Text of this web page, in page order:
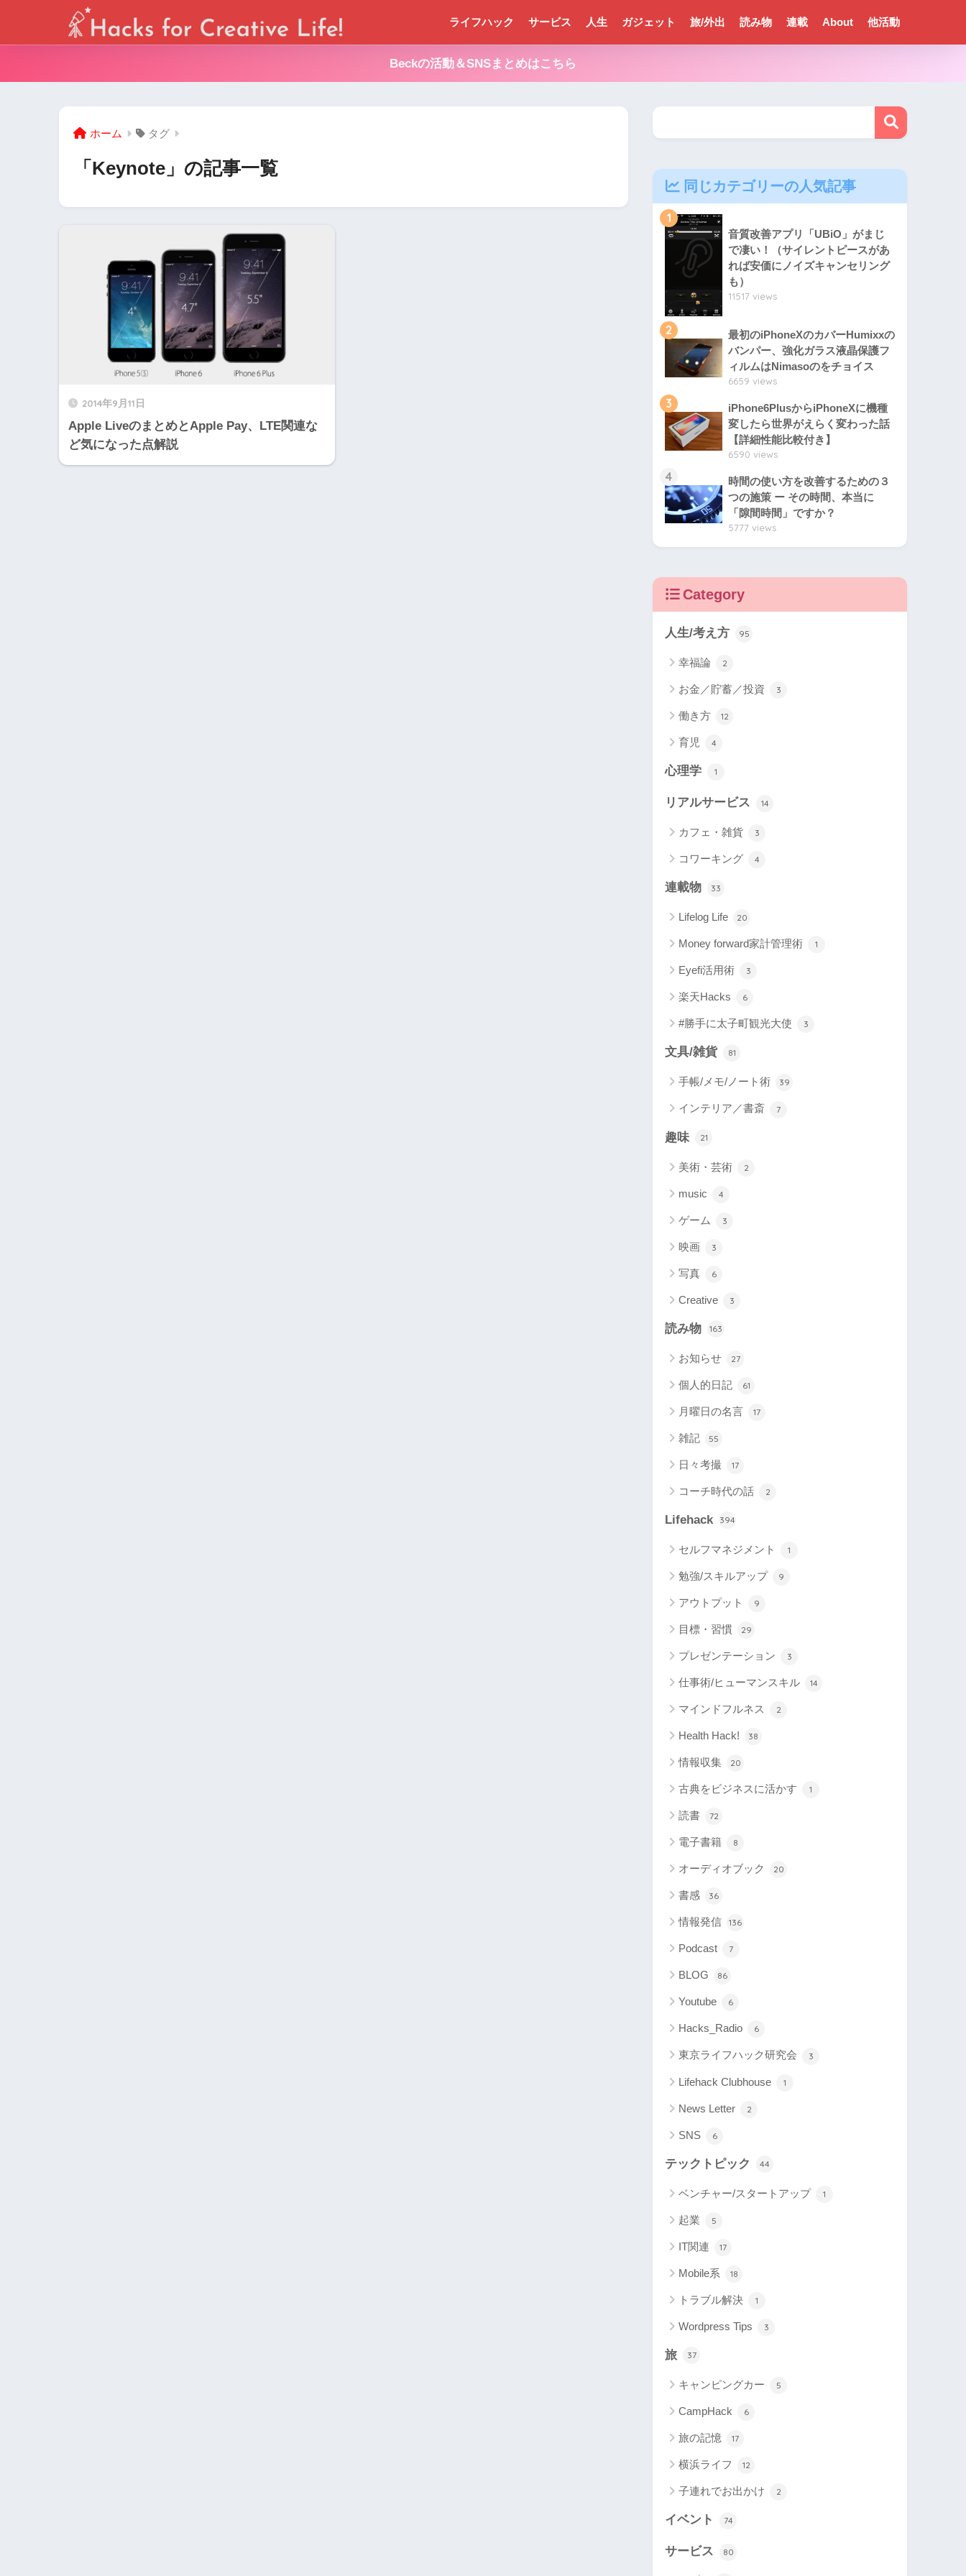
ライフハック サービス 人生 ガジェット 旅/外出 読み物 連載 About 他活動
Beckの活動＆SNSまとめはこちら
ホーム タグ
「Keynote」の記事一覧
2014年9月11日
Apple LiveのまとめとApple Pay、LTE関連な
ど気になった点解説
同じカテゴリーの人気記事
1
音質改善アプリ「UBiO」がまじ
で凄い！（サイレントピースがあ
れば安価にノイズキャンセリング
も）
11517 views
2
最初のiPhoneXのカバーHumixxの
バンパー、強化ガラス液晶保護フ
ィルムはNimasoのをチョイス
6659 views
3
iPhone6PlusからiPhoneXに機種
変したら世界がえらく変わった話
【詳細性能比較付き】
6590 views
4
時間の使い方を改善するための３
つの施策 ー その時間、本当に
「隙間時間」ですか？
5777 views
Category
人生/考え方 95
幸福論 2
お金／貯蓄／投資 3
働き方 12
育児 4
心理学 1
リアルサービス 14
カフェ・雑貨 3
コワーキング 4
連載物 33
Lifelog Life 20
Money forward家計管理術 1
Eyefi活用術 3
楽天Hacks 6
#勝手に太子町観光大使 3
文具/雑貨 81
手帳/メモ/ノート術 39
インテリア／書斎 7
趣味 21
美術・芸術 2
music 4
ゲーム 3
映画 3
写真 6
Creative 3
読み物 163
お知らせ 27
個人的日記 61
月曜日の名言 17
雑記 55
日々考撮 17
コーチ時代の話 2
Lifehack 394
セルフマネジメント 1
勉強/スキルアップ 9
アウトプット 9
目標・習慣 29
プレゼンテーション 3
仕事術/ヒューマンスキル 14
マインドフルネス 2
Health Hack! 38
情報収集 20
古典をビジネスに活かす 1
読書 72
電子書籍 8
オーディオブック 20
書感 36
情報発信 136
Podcast 7
BLOG 86
Youtube 6
Hacks_Radio 6
東京ライフハック研究会 3
Lifehack Clubhouse 1
News Letter 2
SNS 6
テックトピック 44
ベンチャー/スタートアップ 1
起業 5
IT関連 17
Mobile系 18
トラブル解決 1
Wordpress Tips 3
旅 37
キャンピングカー 5
CampHack 6
旅の記憶 17
横浜ライフ 12
子連れでお出かけ 2
イベント 74
サービス 80